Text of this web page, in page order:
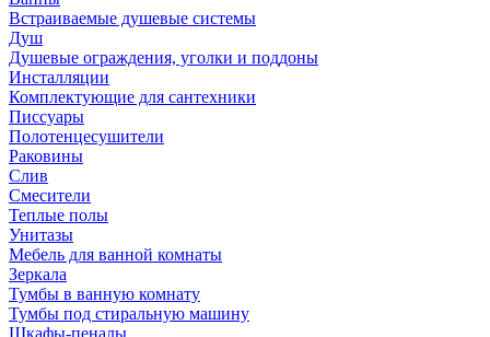
Встраиваемые душевые системы
Душ
Душевые ограждения, уголки и поддоны
Инсталляции
Комплектующие для сантехники
Писсуары
Полотенцесушители
Раковины
Слив
Смесители
Теплые полы
Унитазы
Мебель для ванной комнаты
Зеркала
Тумбы в ванную комнату
Тумбы под стиральную машину
Шкафы-пеналы